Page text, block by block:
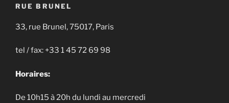
RUE BRUNEL
33, rue Brunel, 75017, Paris
tel / fax: +33 1 45 72 69 98
Horaires:
De 10h15 à 20h du lundi au mercredi